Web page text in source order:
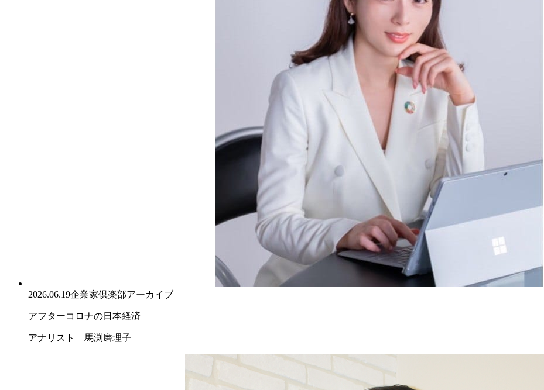
2026.06.19企業家倶楽部アーカイブ
アフターコロナの日本経済
アナリスト 馬渕磨理子